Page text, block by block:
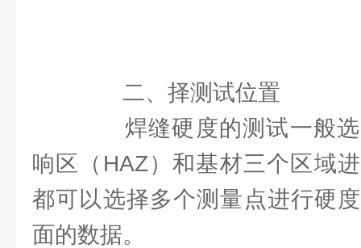
二、择测试位置
焊缝硬度的测试一般选
响区（HAZ）和基材三个区域
都可以选择多个测量点进行硬
面的数据。